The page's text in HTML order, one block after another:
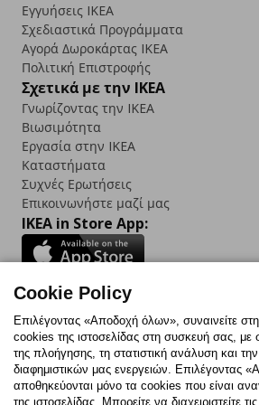
Εγγυήσεις IKEA
Σχεδιαστικά Προγράμματα
Αγορά Δωρoκάρτας IKEA
Πολιτική Επιστροφής
Σχετικά με την IKEA
Γνωρίζοντας την IKEA
Βιωσιμότητα
Εργασία στην IKEA
Καταστήματα
Συχνές Ερωτήσεις
Επικοινωνήστε μαζί μας
IKEA in Store App:
Follow us:
FacebookInstagram
TikTokYoutubePinterest
Cookie Policy
Επιλέγοντας «Αποδοχή όλων», συναινείτε
cookies της ιστοσελίδας στη συσκευή σας, με
της πλοήγησης, τη στατιστική ανάλυση και
διαφημιστικών μας ενεργειών. Επιλέγοντας
αποθηκεύονται μόνο τα cookies που είναι
της ιστοσελίδας. Μπορείτε να διαχειριστείτε